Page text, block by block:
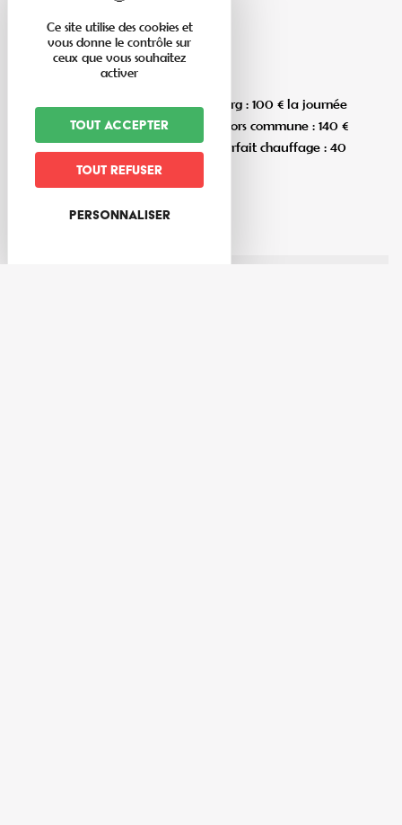
Tarifs
Particuliers domiciliés à Bassemberg : 100 € la journée
; 130 € le week-end / Particuliers hors commune : 140 €
la journée ; 170 € le week-end / Forfait chauffage : 40
€ la journée ; 55 € le week-end.
Ce site utilise des cookies et
vous donne le contrôle sur
ceux que vous souhaitez
activer
Tout accepter
Tout refuser
Personnaliser